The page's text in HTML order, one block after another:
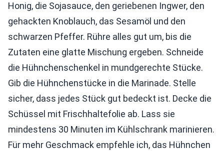
Honig, die Sojasauce, den geriebenen Ingwer, den
gehackten Knoblauch, das Sesamöl und den
schwarzen Pfeffer. Rühre alles gut um, bis die
Zutaten eine glatte Mischung ergeben. Schneide
die Hühnchenschenkel in mundgerechte Stücke.
Gib die Hühnchenstücke in die Marinade. Stelle
sicher, dass jedes Stück gut bedeckt ist. Decke die
Schüssel mit Frischhaltefolie ab. Lass sie
mindestens 30 Minuten im Kühlschrank marinieren.
Für mehr Geschmack empfehle ich, das Hühnchen